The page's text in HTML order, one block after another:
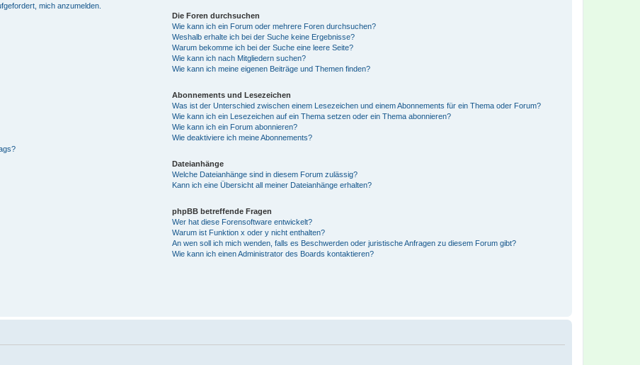
mich anzumelden.
Die Foren durchsuchen
Wie kann ich ein Forum oder mehrere Foren durchsuchen?
Weshalb erhalte ich bei der Suche keine Ergebnisse?
Warum bekomme ich bei der Suche eine leere Seite?
Wie kann ich nach Mitgliedern suchen?
Wie kann ich meine eigenen Beiträge und Themen finden?
Abonnements und Lesezeichen
Was ist der Unterschied zwischen einem Lesezeichen und einem Abonnements für ein Thema oder Forum?
Wie kann ich ein Lesezeichen auf ein Thema setzen oder ein Thema abonnieren?
Wie kann ich ein Forum abonnieren?
Wie deaktiviere ich meine Abonnements?
Dateianhänge
Welche Dateianhänge sind in diesem Forum zulässig?
Kann ich eine Übersicht all meiner Dateianhänge erhalten?
phpBB betreffende Fragen
Wer hat diese Forensoftware entwickelt?
Warum ist Funktion x oder y nicht enthalten?
An wen soll ich mich wenden, falls es Beschwerden oder juristische Anfragen zu diesem Forum gibt?
Wie kann ich einen Administrator des Boards kontaktieren?